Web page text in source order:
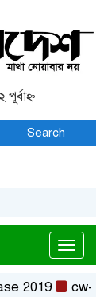
Search
cw-